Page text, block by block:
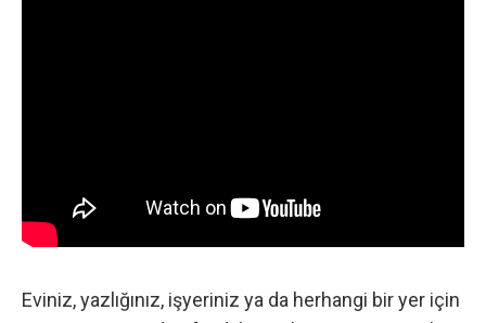
Eviniz, yazlığınız, işyeriniz ya da herhangi bir yer için